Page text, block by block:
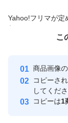
クレーム等の対
中古品の特性
当方判断で入札
商品の仕様・対
購入者様ご自
Yahoo!フリマが定
付与しています
安心取引出品
取引実績
こ
商品画像の
コピーさ
してくだ
コピーは1
この商品をみ